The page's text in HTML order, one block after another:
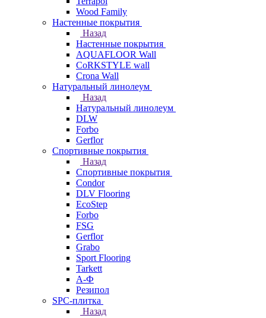
Wood Family
Настенные покрытия
Назад
Настенные покрытия
AQUAFLOOR Wall
CoRKSTYLE wall
Crona Wall
Натуральный линолеум
Назад
Натуральный линолеум
DLW
Forbo
Gerflor
Спортивные покрытия
Назад
Спортивные покрытия
Condor
DLV Flooring
EcoStep
Forbo
FSG
Gerflor
Grabo
Sport Flooring
Tarkett
А-Ф
Резипол
SPC-плитка
Назад